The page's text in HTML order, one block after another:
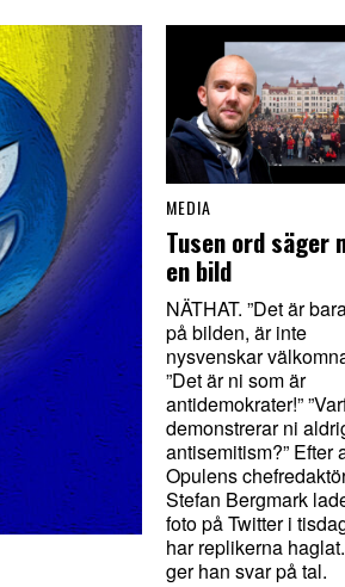
MEDIA
Tusen ord säger
en bild
NÄTHAT. ”Det är
på bilden, är inte
nysvenskar
”Det är ni som är
antidemokrater!”
demonstrerar ni
antisemitism?” Efter
Opulens
Stefan Bergmark
foto på Twitter i
har replikerna
ger han svar på tal.